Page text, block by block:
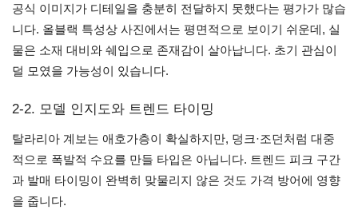
공식 이미지가 디테일을 충분히 전달하지 못했다는 평가가 많습
니다. 올블랙 특성상 사진에서는 평면적으로 보이기 쉬운데, 실
물은 소재 대비와 쉐입으로 존재감이 살아납니다. 초기 관심이
덜 모였을 가능성이 있습니다.
2-2. 모델 인지도와 트렌드 타이밍
탈라리아 계보는 애호가층이 확실하지만, 덩크·조던처럼 대중
적으로 폭발적 수요를 만들 타입은 아닙니다. 트렌드 피크 구간
과 발매 타이밍이 완벽히 맞물리지 않은 것도 가격 방어에 영향
을 줍니다.